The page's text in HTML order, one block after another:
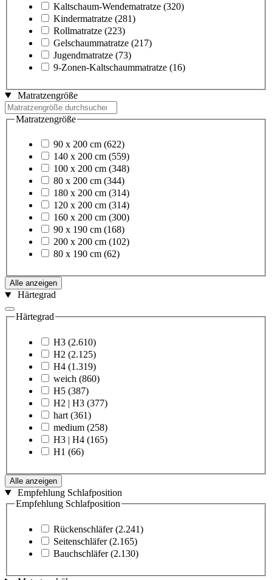
Kaltschaum-Wendematratze (320)
Kindermatratze (281)
Rollmatratze (223)
Gelschaummatratze (217)
Jugendmatratze (73)
9-Zonen-Kaltschaummatratze (16)
Matratzengröße
Matratzengröße
90 x 200 cm (622)
140 x 200 cm (559)
100 x 200 cm (348)
80 x 200 cm (344)
180 x 200 cm (314)
120 x 200 cm (314)
160 x 200 cm (300)
90 x 190 cm (168)
200 x 200 cm (102)
80 x 190 cm (62)
Alle anzeigen
Härtegrad
Härtegrad
H3 (2.610)
H2 (2.125)
H4 (1.319)
weich (860)
H5 (387)
H2 | H3 (377)
hart (361)
medium (258)
H3 | H4 (165)
H1 (66)
Alle anzeigen
Empfehlung Schlafposition
Empfehlung Schlafposition
Rückenschläfer (2.241)
Seitenschläfer (2.165)
Bauchschläfer (2.130)